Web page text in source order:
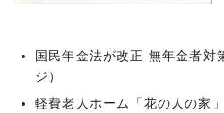
国民年金法が改正 無年金者
ジ）
軽費老人ホーム「花の人の家